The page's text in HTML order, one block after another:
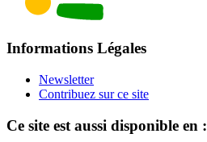
Informations Légales
Newsletter
Contribuez sur ce site
Ce site est aussi disponible en :